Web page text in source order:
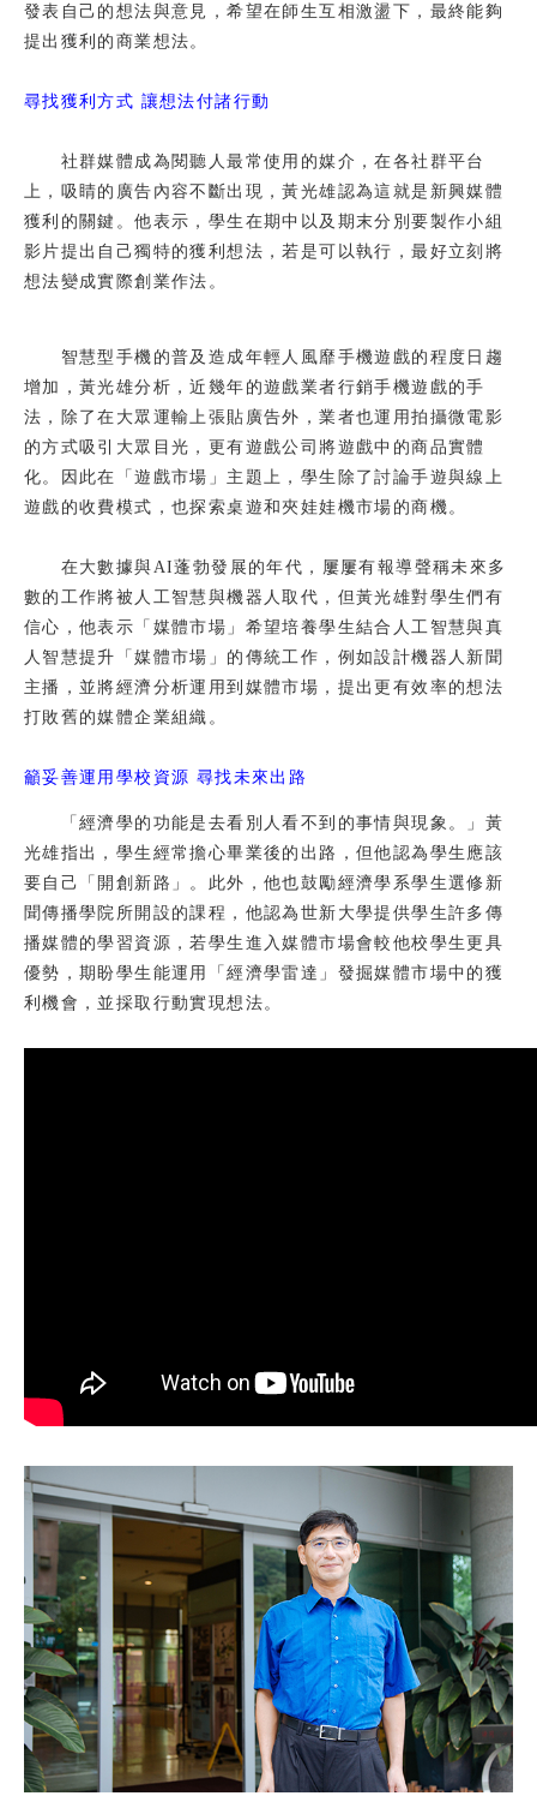
發表自己的想法與意見，希望在師生互相激盪下，最終能夠
提出獲利的商業想法。
尋找獲利方式 讓想法付諸行動
社群媒體成為閱聽人最常使用的媒介，在各社群平台
上，吸睛的廣告內容不斷出現，黃光雄認為這就是新興媒體
獲利的關鍵。他表示，學生在期中以及期末分別要製作小組
影片提出自己獨特的獲利想法，若是可以執行，最好立刻將
想法變成實際創業作法。
智慧型手機的普及造成年輕人風靡手機遊戲的程度日趨
增加，黃光雄分析，近幾年的遊戲業者行銷手機遊戲的手
法，除了在大眾運輸上張貼廣告外，業者也運用拍攝微電影
的方式吸引大眾目光，更有遊戲公司將遊戲中的商品實體
化。因此在「遊戲市場」主題上，學生除了討論手遊與線上
遊戲的收費模式，也探索桌遊和夾娃娃機市場的商機。
在大數據與AI蓬勃發展的年代，屢屢有報導聲稱未來多
數的工作將被人工智慧與機器人取代，但黃光雄對學生們有
信心，他表示「媒體市場」希望培養學生結合人工智慧與真
人智慧提升「媒體市場」的傳統工作，例如設計機器人新聞
主播，並將經濟分析運用到媒體市場，提出更有效率的想法
打敗舊的媒體企業組織。
籲妥善運用學校資源 尋找未來出路
「經濟學的功能是去看別人看不到的事情與現象。」黃
光雄指出，學生經常擔心畢業後的出路，但他認為學生應該
要自己「開創新路」。此外，他也鼓勵經濟學系學生選修新
聞傳播學院所開設的課程，他認為世新大學提供學生許多傳
播媒體的學習資源，若學生進入媒體市場會較他校學生更具
優勢，期盼學生能運用「經濟學雷達」發掘媒體市場中的獲
利機會，並採取行動實現想法。